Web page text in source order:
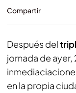
Compartir
Después del
jornada de
en la propia